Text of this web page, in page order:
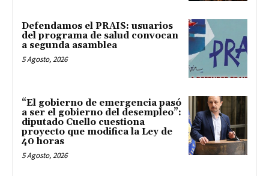
Defendamos el PRAIS: usuarios
del programa de salud convocan
a segunda asamblea
5 Agosto, 2026
“El gobierno de emergencia pasó
a ser el gobierno del desempleo”:
diputado Cuello cuestiona
proyecto que modifica la Ley de
40 horas
5 Agosto, 2026